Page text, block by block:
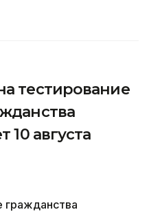
тестирование
10 августа
гражданства